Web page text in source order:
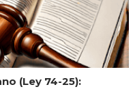
(Ley 74-25):